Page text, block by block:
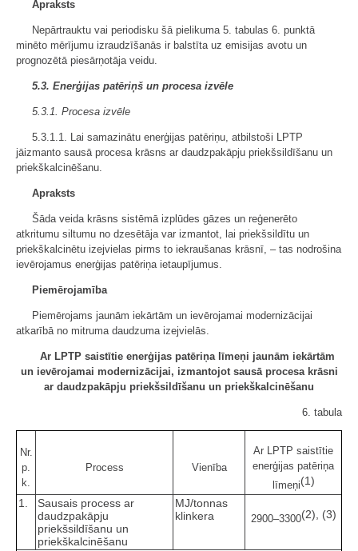
Apraksts
Nepārtrauktu vai periodisku šā pielikuma 5. tabulas 6. punktā
minēto mērījumu izraudzīšanās ir balstīta uz emisijas avotu un
prognozētā piesārņotāja veidu.
5.3. Enerģijas patēriņš un procesa izvēle
5.3.1. Procesa izvēle
5.3.1.1. Lai samazinātu enerģijas patēriņu, atbilstoši LPTP
jāizmanto sausā procesa krāsns ar daudzpakāpju priekšsildīšanu un
priekškalcinēšanu.
Apraksts
Šāda veida krāsns sistēmā izplūdes gāzes un reģenerēto
atkritumu siltumu no dzesētāja var izmantot, lai priekšsildītu un
priekškalcinētu izejvielas pirms to iekraušanas krāsnī, – tas nodrošina
ievērojamus enerģijas patēriņa ietaupījumus.
Piemērojamība
Piemērojams jaunām iekārtām un ievērojamai modernizācijai
atkarībā no mitruma daudzuma izejvielās.
Ar LPTP saistītie enerģijas patēriņa līmeņi jaunām iekārtām
un ievērojamai modernizācijai, izmantojot sausā procesa krāsni
ar daudzpakāpju priekšsildīšanu un priekškalcinēšanu
6. tabula
Nr.
p.
k.
Process Vienība
Ar LPTP saistītie
enerģijas patēriņa
līmeņi(1)
1.
Sausais process ar
daudzpakāpju
priekšsildīšanu un
priekškalcinēšanu
MJ/tonnas
klinkera
2900–3300(2), (3)